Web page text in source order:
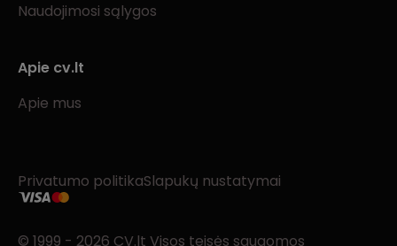
Naudojimosi sąlygos
Apie cv.lt
Apie mus
Privatumo politikaSlapukų nustatymai
© 1999 - 2026 CV.lt Visos teisės saugomos